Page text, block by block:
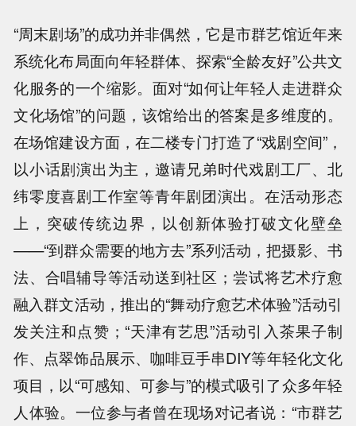
“周末剧场”的成功并非偶然，它是市群艺馆近年来
系统化布局面向年轻群体、探索“全龄友好”公共文
化服务的一个缩影。面对“如何让年轻人走进群众
文化场馆”的问题，该馆给出的答案是多维度的。
在场馆建设方面，在二楼专门打造了“戏剧空间”，
以小话剧演出为主，邀请兄弟时代戏剧工厂、北
纬零度喜剧工作室等青年剧团演出。在活动形态
上，突破传统边界，以创新体验打破文化壁垒
——“到群众需要的地方去”系列活动，把摄影、书
法、合唱辅导等活动送到社区；尝试将艺术疗愈
融入群文活动，推出的“舞动疗愈艺术体验”活动引
发关注和点赞；“天津有艺思”活动引入茶果子制
作、点翠饰品展示、咖啡豆手串DIY等年轻化文化
项目，以“可感知、可参与”的模式吸引了众多年轻
人体验。一位参与者曾在现场对记者说：“市群艺